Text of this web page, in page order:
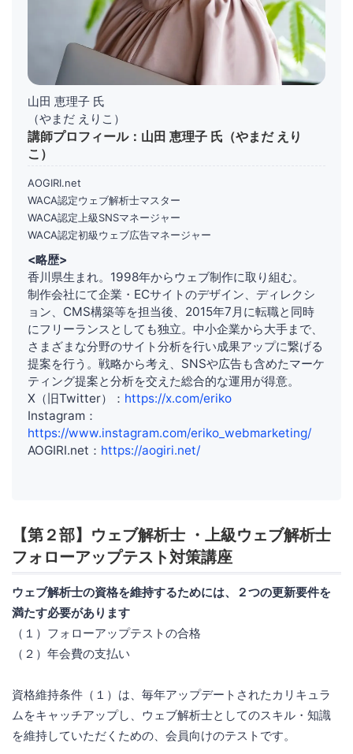
山田 恵理子 氏
（やまだ えりこ）
講師プロフィール：山田 恵理子 氏（やまだ えり
こ）
AOGIRI.net
WACA認定ウェブ解析士マスター
WACA認定上級SNSマネージャー
WACA認定初級ウェブ広告マネージャー
<略歴>
香川県生まれ。1998年からウェブ制作に取り組む。
制作会社にて企業・ECサイトのデザイン、ディレクシ
ョン、CMS構築等を担当後、2015年7月に転職と同時
にフリーランスとしても独立。中小企業から大手まで、
さまざまな分野のサイト分析を行い成果アップに繋げる
提案を行う。戦略から考え、SNSや広告も含めたマーケ
ティング提案と分析を交えた総合的な運用が得意。
X（旧Twitter）： https://x.com/eriko
Instagram：
https://www.instagram.com/eriko_webmarketing/
AOGIRI.net： https://aogiri.net/
【第２部】ウェブ解析士 ・上級ウェブ解析士
フォローアップテスト対策講座
ウェブ解析士の資格を維持するためには、２つの更新要件を
満たす必要があります
（１）フォローアップテストの合格
（２）年会費の支払い
資格維持条件（１）は、毎年アップデートされたカリキュラ
ムをキャッチアップし、ウェブ解析士としてのスキル・知識
を維持していただくための、会員向けのテストです。